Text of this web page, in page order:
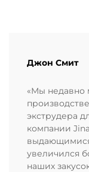
Джон Смит
«Мы недавно
экструдера
компании
увеличился
наших